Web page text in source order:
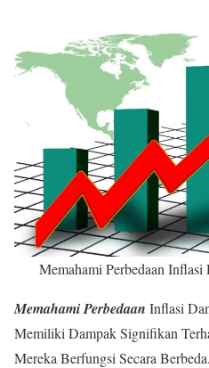
Memahami Perbedaan
Memahami Perbedaan Inflasi
Memiliki Dampak Signifikan
Mereka Berfungsi Secara